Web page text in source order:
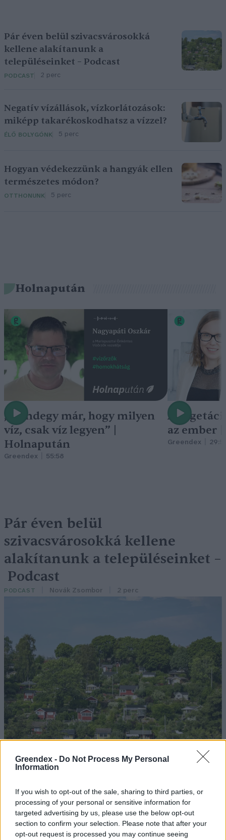
Greendex - Do Not Process My Personal
Information
If you wish to opt-out of the sale, sharing to third parties, or
processing of your personal or sensitive information for
targeted advertising by us, please use the below opt-out
section to confirm your selection. Please note that after your
opt-out request is processed you may continue seeing
Pár éven belül szivacsvárosokká
kellene alakítanunk a
településeinket – Podcast
PODCAST 2 perc
Negatív vízállások, vízkorlátozások:
miképp takarékoskodhatsz a vízzel?
ÉLŐ BOLYGÓNK 5 perc
Hogyan védekezzünk a hangyák ellen
természetes módon?
OTTHONUNK 5 perc
Holnapután
„Mindegy már, hogy milyen
víz, csak víz legyen” |
Holnapután
Greendex 55:58
A
az ember
Greendex
Pár éven belül
szivacsvárosokká kellene
alakítanunk a településeinket –
Podcast
PODCAST Novák Zsombor 2 perc
Szöllősi Gáborral, a Gardenfutura ügyvezetőjével beszélgettünk.